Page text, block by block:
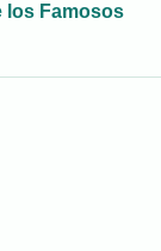
los Famosos